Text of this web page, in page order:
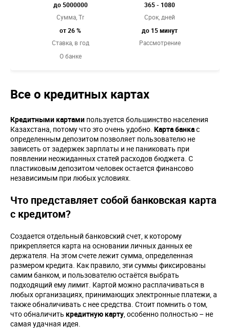
до 5000000
Сумма, Tr
365 - 1080
Срок, дней
от 26 %
Ставка, в год
до 15 минут
Рассмотрение
О банке
Все о кредитных картах
Кредитными картами пользуется большинство населения
Казахстана, потому что это очень удобно. Карта банкас
определенным депозитом позволяет пользователю не
зависеть от задержек зарплаты и не паниковать при
появлении неожиданных статей расходов бюджета. С
пластиковым депозитом человек остается финансово
независимым при любых условиях.
Что представляет собой банковская карта
с кредитом?
Создается отдельный банковский счет, к которому
прикрепляется карта на основании личных данных ее
держателя. На этом счете лежит сумма, определенная
размером кредита. Как правило, эти суммы фиксированы
самим банком, и пользователю остаётся выбрать
подходящий ему лимит. Картой можно расплачиваться в
любых организациях, принимающих электронные платежи, а
также обналичивать с нее средства. Стоит помнить о том,
что обналичить кредитную карту, особенно полностью – не
самая удачная идея.